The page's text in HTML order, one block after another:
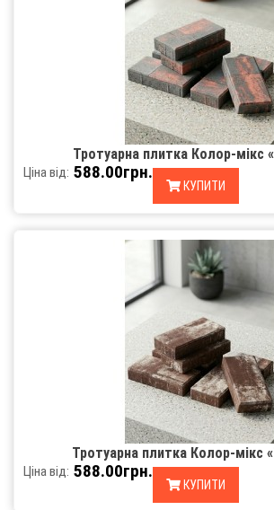
Тротуарна плитка Колор-мікс
Ціна від: 588.00грн.
КУПИТИ
Тротуарна плитка Колор-мікс
Ціна від: 588.00грн.
КУПИТИ